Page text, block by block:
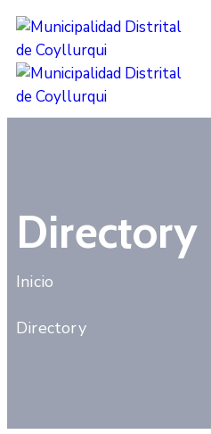
Inicio
Municipalidad
Y
Servicios
Documentos
Directory
Inicio
Directory